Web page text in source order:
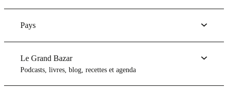
Pays
Le Grand Bazar
Podcasts, livres, blog, recettes et agenda